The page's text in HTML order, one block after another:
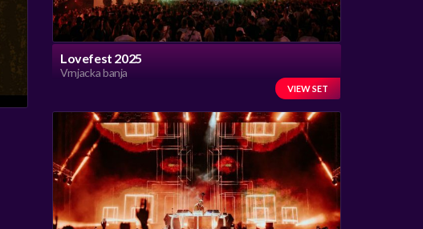
Lovefest 2025
Vrnjacka banja
VIEW SET